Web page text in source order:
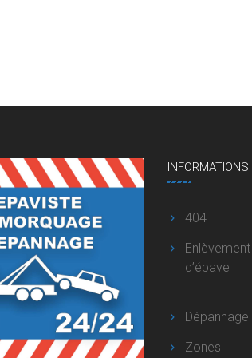
INFORMATIONS
404
Enlèvement
d’épave
Dépannage
Zones